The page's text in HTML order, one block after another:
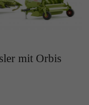
mit Orbis